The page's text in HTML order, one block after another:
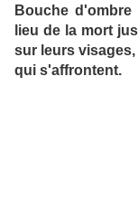
Bouche
lieu de la mort
sur leurs
qui s'affrontent.